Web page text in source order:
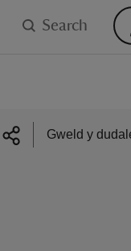
Search
Gweld y